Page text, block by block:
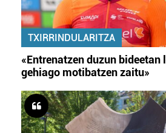
TXIRRINDULARITZA
«Entrenatzen duzun bideetan
gehiago motibatzen zaitu»